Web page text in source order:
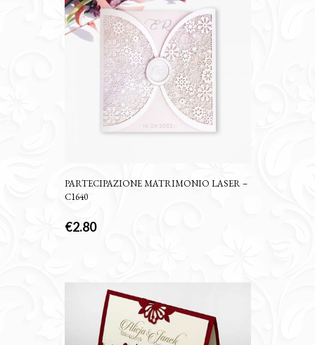
PARTECIPAZIONE MATRIMONIO LASER –
C1640
€2.80